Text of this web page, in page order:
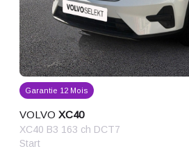
Garantie 12 Mois
VOLVO XC40
XC40 B3 163 ch DCT7
Start